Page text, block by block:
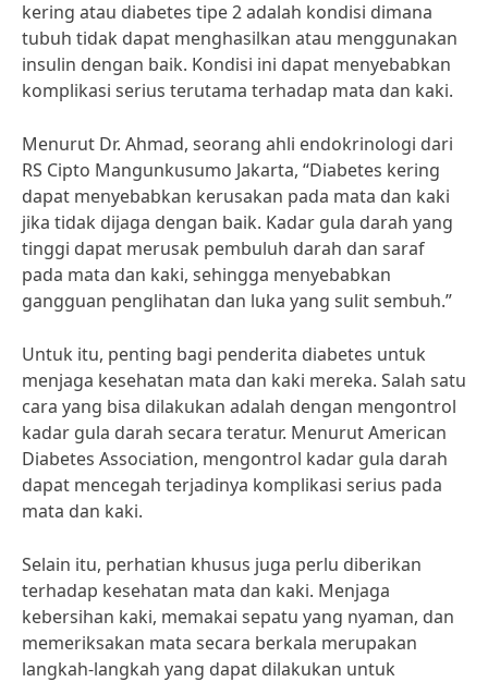
kering atau diabetes tipe 2 adalah kondisi dimana
tubuh tidak dapat menghasilkan atau menggunakan
insulin dengan baik. Kondisi ini dapat menyebabkan
komplikasi serius terutama terhadap mata dan kaki.
Menurut Dr. Ahmad, seorang ahli endokrinologi dari
RS Cipto Mangunkusumo Jakarta, “Diabetes kering
dapat menyebabkan kerusakan pada mata dan kaki
jika tidak dijaga dengan baik. Kadar gula darah yang
tinggi dapat merusak pembuluh darah dan saraf
pada mata dan kaki, sehingga menyebabkan
gangguan penglihatan dan luka yang sulit sembuh.”
Untuk itu, penting bagi penderita diabetes untuk
menjaga kesehatan mata dan kaki mereka. Salah satu
cara yang bisa dilakukan adalah dengan mengontrol
kadar gula darah secara teratur. Menurut American
Diabetes Association, mengontrol kadar gula darah
dapat mencegah terjadinya komplikasi serius pada
mata dan kaki.
Selain itu, perhatian khusus juga perlu diberikan
terhadap kesehatan mata dan kaki. Menjaga
kebersihan kaki, memakai sepatu yang nyaman, dan
memeriksakan mata secara berkala merupakan
langkah-langkah yang dapat dilakukan untuk